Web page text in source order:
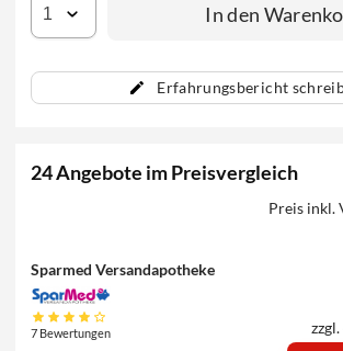
Erfahrungsbericht
In den
24 Angebote im Preisvergleich
Preis inkl.
Sparmed Versandapotheke
7 Bewertungen